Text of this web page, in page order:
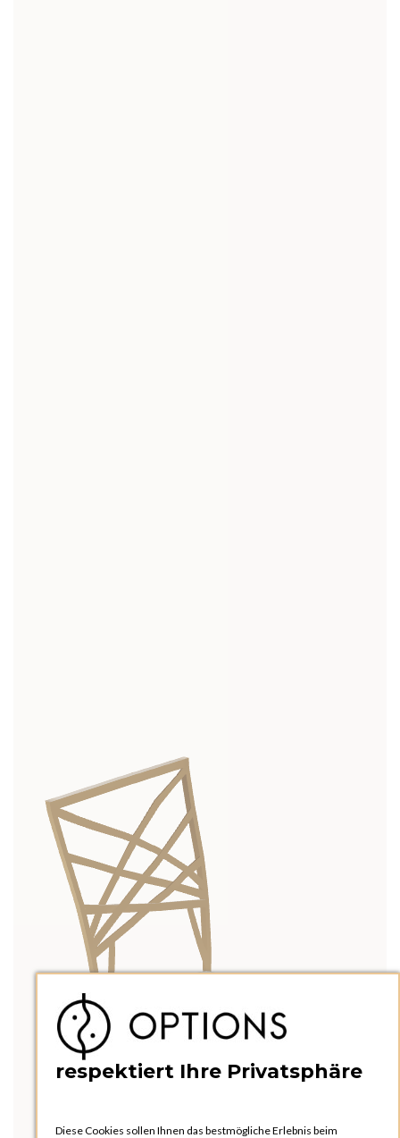
respektiert Ihre Privatsphäre
Diese Cookies sollen Ihnen das bestmögliche Erlebnis beim